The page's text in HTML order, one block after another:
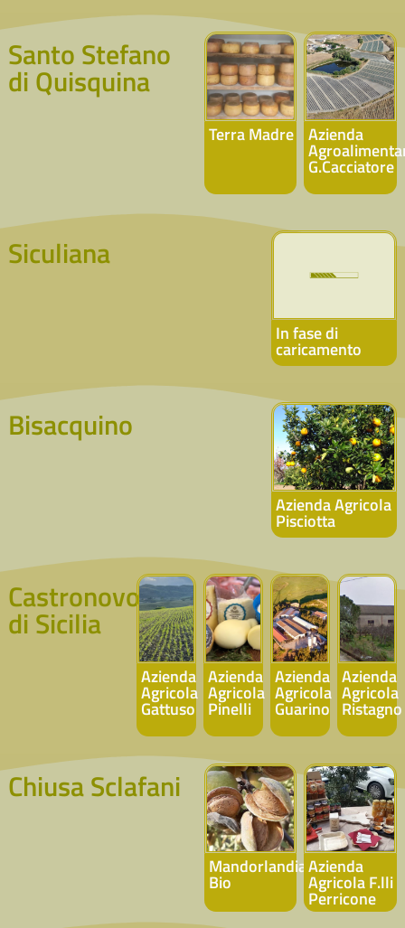
Santo Stefano
di Quisquina
Terra Madre Azienda
G.Cacciatore
Siculiana
In fase di
caricamento
Bisacquino
Azienda Agricola
Pisciotta
Castronovo
di Sicilia
Azienda
Agricola
Gattuso
Azienda
Agricola
Pinelli
Azienda
Agricola
Guarino
Azienda
Agricola
Ristagno
Chiusa Sclafani
Mandorlandia
Bio
Azienda
Agricola F.lli
Perricone